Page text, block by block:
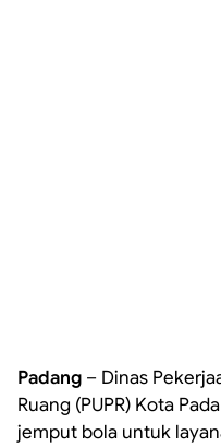
Padang – Dinas
Ruang (PUPR) Kota
jemput bola untuk